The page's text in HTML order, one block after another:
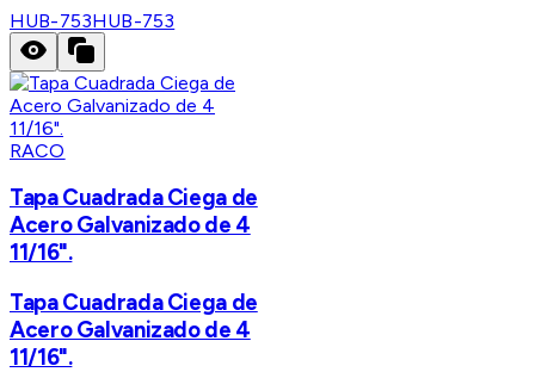
HUB-753HUB-753
RACO
Tapa Cuadrada Ciega de
Acero Galvanizado de 4
11/16".
Tapa Cuadrada Ciega de
Acero Galvanizado de 4
11/16".